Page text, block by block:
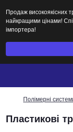
Продаж високоякісних
найкращими цінами!
імпортера!
Полімерні
Пластикові